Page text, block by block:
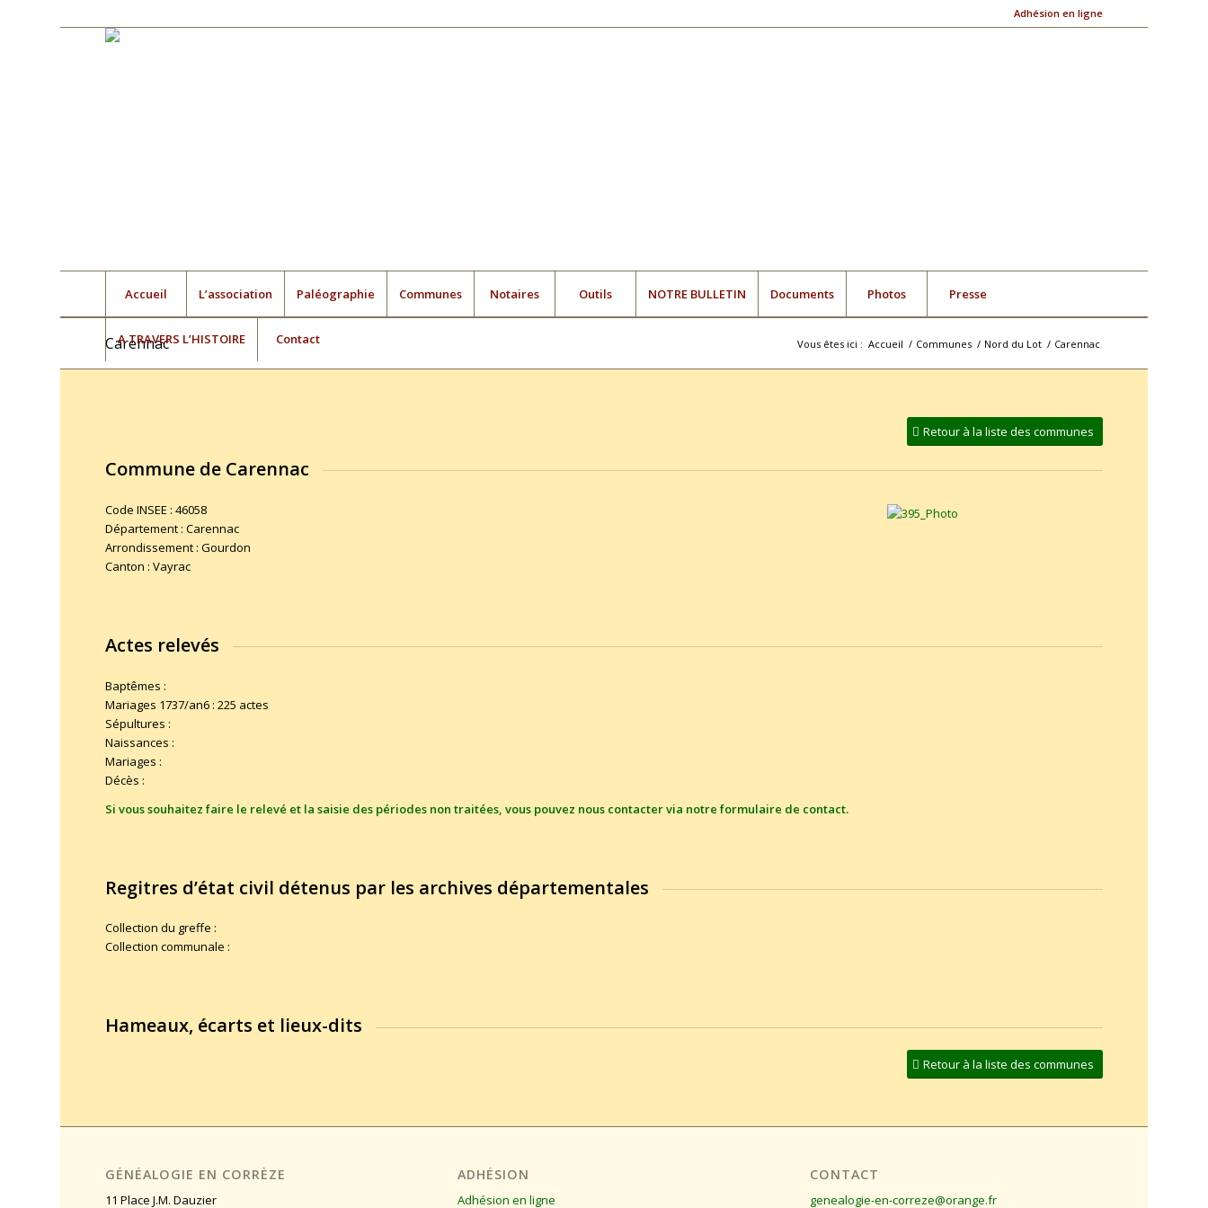
Adhésion en ligne
Accueil L’association Paléographie Communes Notaires Outils NOTRE BULLETIN Documents Photos Presse
A TRAVERS L’HISTOIRE Contact
Carennac Vous êtes ici : Accueil / Communes / Nord du Lot / Carennac
Retour à la liste des communes
Commune de Carennac
Code INSEE : 46058
Département : Carennac
Arrondissement : Gourdon
Canton : Vayrac
Actes relevés
Baptêmes :
Mariages 1737/an6 : 225 actes
Sépultures :
Naissances :
Mariages :
Décès :
Si vous souhaitez faire le relevé et la saisie des périodes non traitées, vous pouvez nous contacter via notreformulaire de contact.
Regitres d’état civil détenus par les archives départementales
Collection du greffe :
Collection communale :
Hameaux, écarts et lieux-dits
Retour à la liste des communes
GÉNÉALOGIE EN CORRÈZE
11 Place J.M. Dauzier
ADHÉSION
Adhésion en ligne
CONTACT
genealogie-en-correze@orange.fr